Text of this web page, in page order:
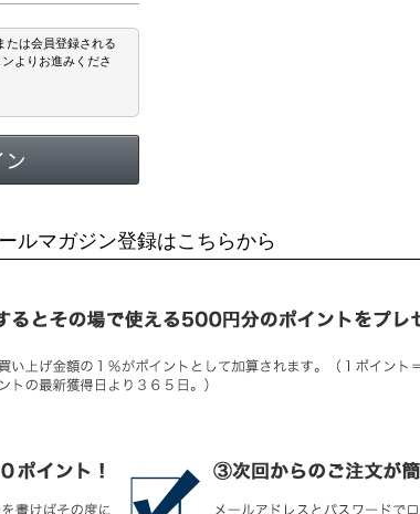
たは会員登録される
よりお進みくださ
ルマガジン登録はこちらから